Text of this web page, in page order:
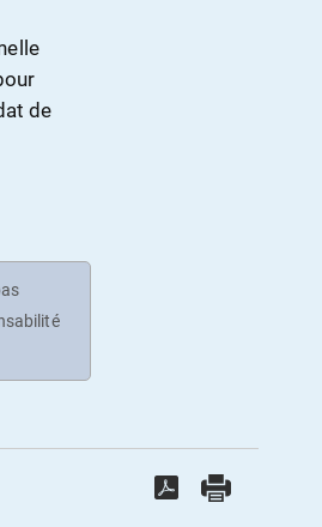
de